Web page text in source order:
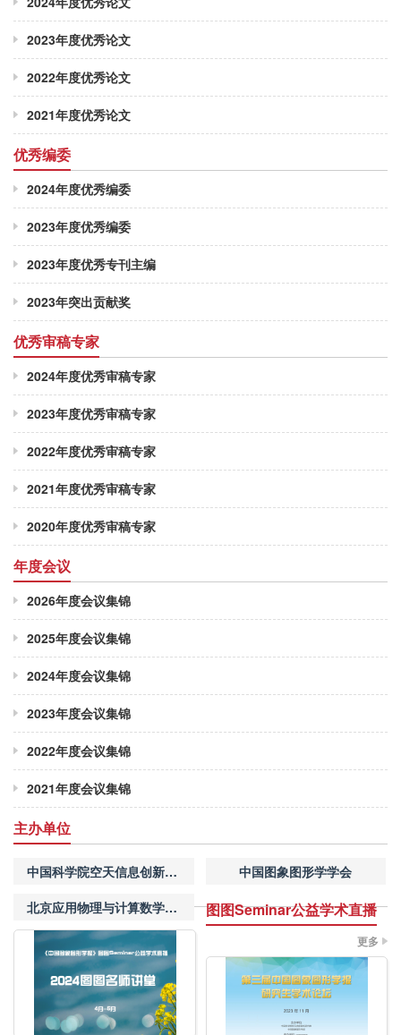
2023年度优秀论文
2022年度优秀论文
2021年度优秀论文
优秀编委
2024年度优秀编委
2023年度优秀编委
2023年度优秀专刊主编
2023年突出贡献奖
优秀审稿专家
2024年度优秀审稿专家
2023年度优秀审稿专家
2022年度优秀审稿专家
2021年度优秀审稿专家
2020年度优秀审稿专家
年度会议
2026年度会议集锦
2025年度会议集锦
2024年度会议集锦
2023年度会议集锦
2022年度会议集锦
2021年度会议集锦
主办单位
中国科学院空天信息创新研究院
中国图象图形学学会
北京应用物理与计算数学研究所
图图Seminar公益学术直播
更多